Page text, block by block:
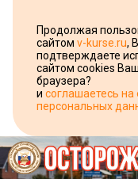
Продолжая
сайтом v-kurse.ru,
подтверждаете
сайтом cookies
браузера?
и соглашаетесь на
персональных